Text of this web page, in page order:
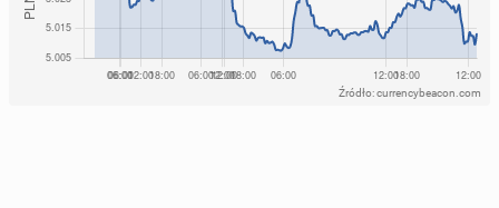
Źródło: currencybeacon.com